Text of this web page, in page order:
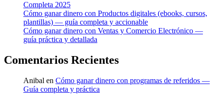
Completa 2025
Cómo ganar dinero con Productos digitales (ebooks, cursos,
plantillas) — guía completa y accionable
Cómo ganar dinero con Ventas y Comercio Electrónico —
guía práctica y detallada
Comentarios Recientes
Anibal en Cómo ganar dinero con programas de referidos —
Guía completa y práctica